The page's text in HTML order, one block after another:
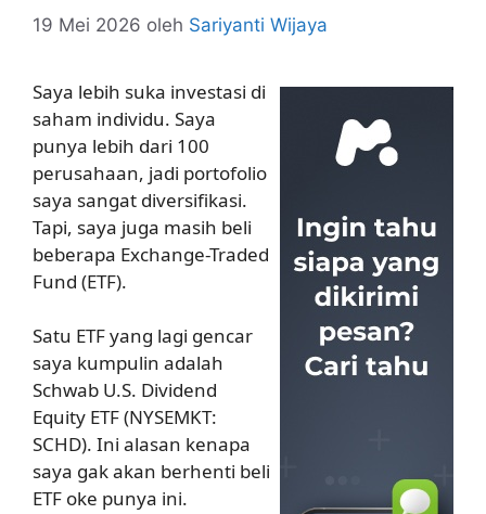
19 Mei 2026 oleh Sariyanti Wijaya
Saya lebih suka investasi di
saham individu. Saya
punya lebih dari 100
perusahaan, jadi portofolio
saya sangat diversifikasi.
Tapi, saya juga masih beli
beberapa Exchange-Traded
Fund (ETF).
Satu ETF yang lagi gencar
saya kumpulin adalah
Schwab U.S. Dividend
Equity ETF (NYSEMKT:
SCHD). Ini alasan kenapa
saya gak akan berhenti beli
ETF oke punya ini.